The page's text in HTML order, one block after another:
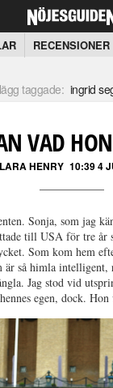
RECENSIONER
taggade: ingrid
VAD
HENRY 10:39 4
Sonja, som jag
till USA för tre år
Som kom hem
är så himla
Jag stod vid
egen, dock.